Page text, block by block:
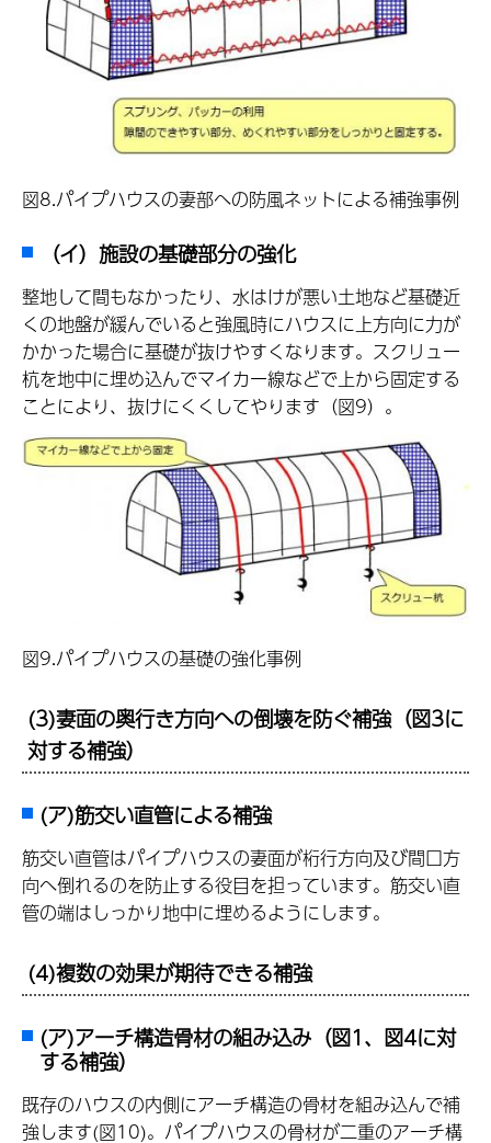
図8.パイプハウスの妻部への防風ネットによる補強事例
（イ）施設の基礎部分の強化
整地して間もなかったり、水はけが悪い土地など基礎近
くの地盤が緩んでいると強風時にハウスに上方向に力が
かかった場合に基礎が抜けやすくなります。スクリュー
杭を地中に埋め込んでマイカー線などで上から固定する
ことにより、抜けにくくしてやります（図9）。
図9.パイプハウスの基礎の強化事例
(3)妻面の奥行き方向への倒壊を防ぐ補強（図3に
対する補強）
(ア)筋交い直管による補強
筋交い直管はパイプハウスの妻面が桁行方向及び間口方
向へ倒れるのを防止する役目を担っています。筋交い直
管の端はしっかり地中に埋めるようにします。
(4)複数の効果が期待できる補強
(ア)アーチ構造骨材の組み込み（図1、図4に対
する補強）
既存のハウスの内側にアーチ構造の骨材を組み込んで補
強します(図10)。パイプハウスの骨材が二重のアーチ構